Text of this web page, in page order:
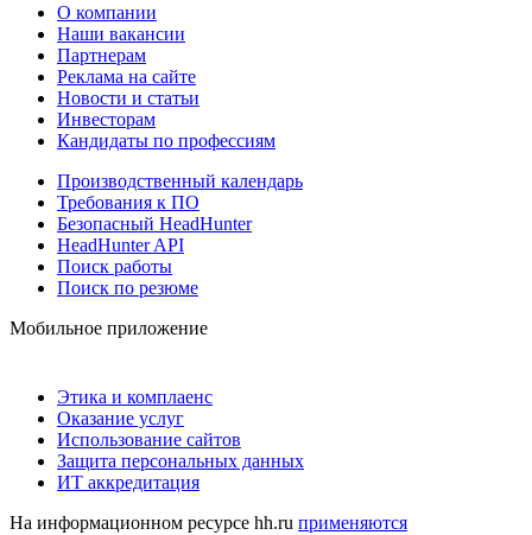
О компании
Наши вакансии
Партнерам
Реклама на сайте
Новости и статьи
Инвесторам
Кандидаты по профессиям
Производственный календарь
Требования к ПО
Безопасный HeadHunter
HeadHunter API
Поиск работы
Поиск по резюме
Мобильное приложение
Этика и комплаенс
Оказание услуг
Использование сайтов
Защита персональных данных
ИТ аккредитация
На информационном ресурсе hh.ru применяются